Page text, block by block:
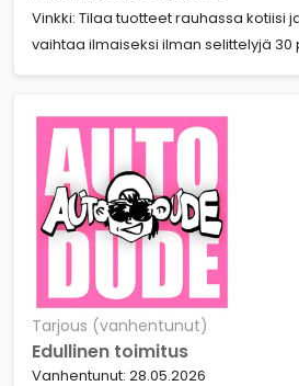
Vinkki: Tilaa tuotteet rauhassa kotiisi
vaihtaa ilmaiseksi ilman selittelyjä 30
Tarjous (vanhentunut)
Edullinen toimitus
Vanhentunut: 28.05.2026